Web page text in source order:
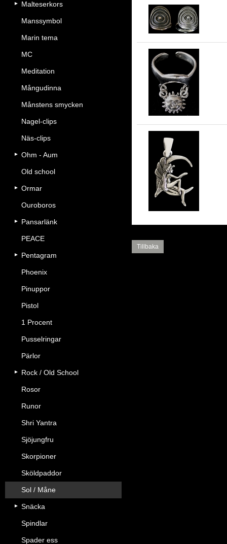
Malteserkors
Manssymbol
Marin tema
MC
Meditation
Mångudinna
Månstens smycken
Nagel-clips
Näs-clips
Ohm - Aum
Old school
Ormar
Ouroboros
Pansarlänk
PEACE
Pentagram
Phoenix
Pinuppor
Pistol
1 Procent
Pusselringar
Pärlor
Rock / Old School
Rosor
Runor
Shri Yantra
Sjöjungfru
Skorpioner
Sköldpaddor
Sol / Måne
Snäcka
Spindlar
Spader ess
Tillbaka